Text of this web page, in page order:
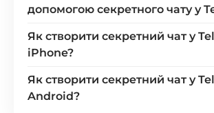
допомогою секретного чату у
Як створити секретний чат у
iPhone?
Як створити секретний чат у
Android?